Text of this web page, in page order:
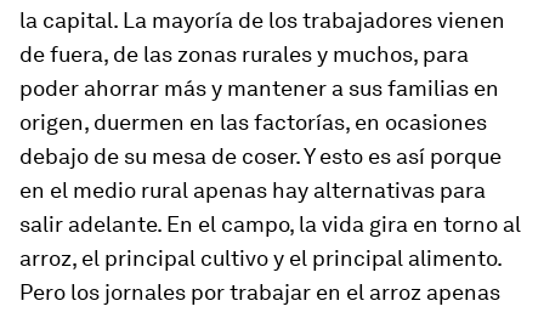
la capital. La mayoría de los trabajadores vienen
de fuera, de las zonas rurales y muchos, para
poder ahorrar más y mantener a sus familias en
origen, duermen en las factorías, en ocasiones
debajo de su mesa de coser. Y esto es así porque
en el medio rural apenas hay alternativas para
salir adelante. En el campo, la vida gira en torno al
arroz, el principal cultivo y el principal alimento.
Pero los jornales por trabajar en el arroz apenas